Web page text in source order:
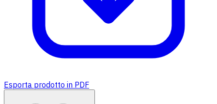
Esporta prodotto in PDF